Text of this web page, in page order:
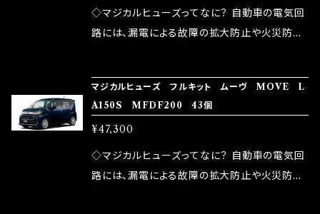
発揮します。 ・アクセルレスポンスの向上 ・アイ
ドリング安定化（静粛性UP） ・ターボ車のターボ
など、これらの効果は、タウンユースだけでなく、
モータースポーツシーンでの実証実験の上、 製
品化を果たしております。
が大きい。 2.金属部分が露出している為、空気
中に漏電してしまう。 3.金属プレートが接触する
ズが、マジカルヒューズになります。 ◇マジカル
ヒューズの効果 マジカルヒューズは放電防止効
果・接触抵抗低減効果により、このような効果を
発揮します。 ・アクセルレスポンスの向上 ・アイ
ドリング安定化（静粛性UP） ・ターボ車のターボ
◇マジカルヒューズってなに？ 自動車の電気回
路には、漏電による故障の拡大防止や火災防止
路として、各回路への電力供給を行っています。
しかし、ヒューズには拭い去れない欠点があり
ます。 1.溶接回路であるため、配線と比較し抵抗
が大きい。 2.金属部分が露出している為、空気
中に漏電してしまう。 3.金属プレートが接触する
マジカルヒューズ フルキット ムーヴ MOVE L
A150S MFDF200 43個
¥47,300
◇マジカルヒューズってなに？ 自動車の電気回
路には、漏電による故障の拡大防止や火災防止